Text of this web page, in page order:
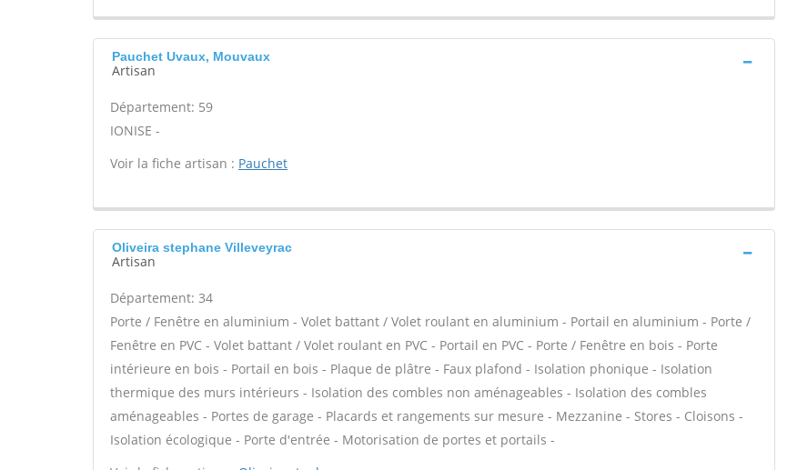
Pauchet Uvaux, Mouvaux
Artisan
Département: 59
IONISE -
Voir la fiche artisan : Pauchet
Oliveira stephane Villeveyrac
Artisan
Département: 34
Porte / Fenêtre en aluminium - Volet battant / Volet roulant en aluminium - Portail en aluminium - Porte /
Fenêtre en PVC - Volet battant / Volet roulant en PVC - Portail en PVC - Porte / Fenêtre en bois - Porte
intérieure en bois - Portail en bois - Plaque de plâtre - Faux plafond - Isolation phonique - Isolation
thermique des murs intérieurs - Isolation des combles non aménageables - Isolation des combles
aménageables - Portes de garage - Placards et rangements sur mesure - Mezzanine - Stores - Cloisons -
Isolation écologique - Porte d'entrée - Motorisation de portes et portails -